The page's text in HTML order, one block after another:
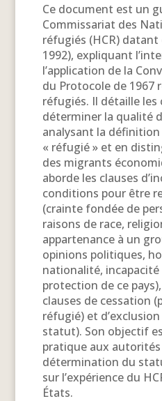
Ce document est un
Commissariat des
réfugiés (HCR) datant
1992), expliquant
l’application de la
du Protocole de
réfugiés. Il détaille les
déterminer la qualité
analysant la
« réfugié » et en
des migrants
aborde les clauses
conditions pour être
(crainte fondée de
raisons de race,
appartenance à un
opinions politiques,
nationalité, incapacité
protection de ce
clauses de cessation
réfugié) et
statut). Son objectif
pratique aux autorités
détermination du
sur l’expérience du
États.